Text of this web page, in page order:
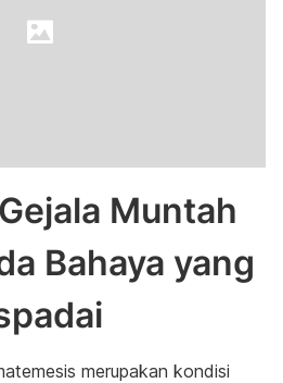
Muntah
Bahaya yang
merupakan kondisi